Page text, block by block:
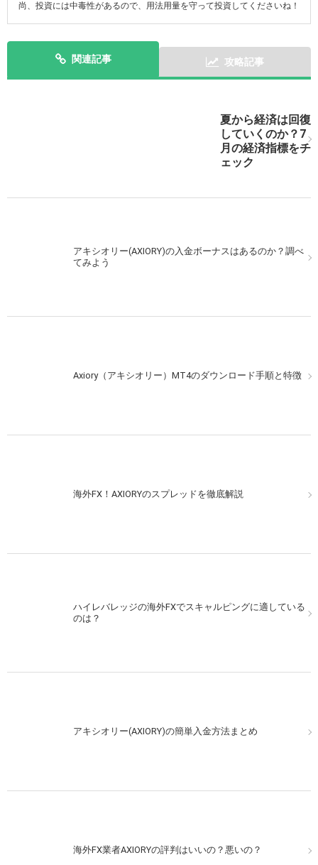
尚、投資には中毒性があるので、用法用量を守って投資してくださいね！
関連記事 攻略記事
夏から経済は回復
していくのか？7
月の経済指標をチ
ェック
アキシオリー(AXIORY)の入金ボーナスはあるのか？調べ
てみよう
Axiory（アキシオリー）MT4のダウンロード手順と特徴
海外FX！AXIORYのスプレッドを徹底解説
ハイレバレッジの海外FXでスキャルピングに適している
のは？
アキシオリー(AXIORY)の簡単入金方法まとめ
海外FX業者AXIORYの評判はいいの？悪いの？